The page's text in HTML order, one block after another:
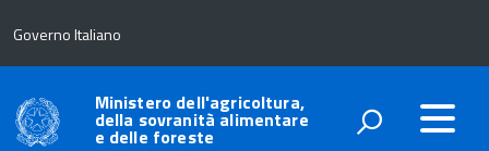
Governo Italiano
Ministero dell'agricoltura,
della sovranità alimentare
e delle foreste